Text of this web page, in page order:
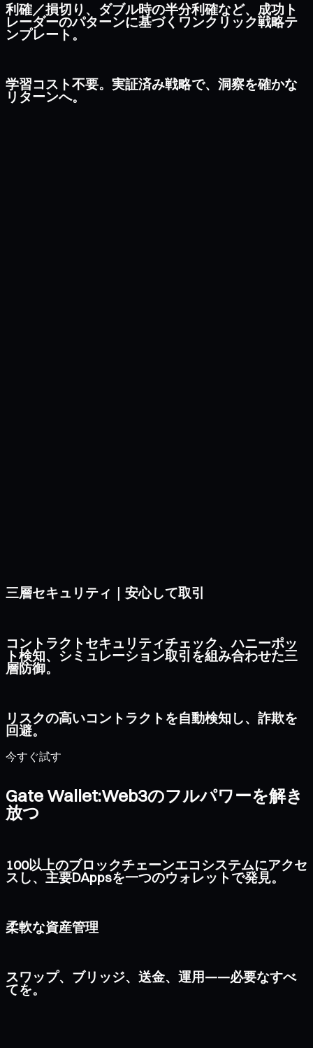
利確／損切り、ダブル時の半分利確など、成功ト
レーダーのパターンに基づくワンクリック戦略テ
ンプレート。
学習コスト不要。実証済み戦略で、洞察を確かな
リターンへ。
三層セキュリティ｜安心して取引
コントラクトセキュリティチェック、ハニーポッ
ト検知、シミュレーション取引を組み合わせた三
層防御。
リスクの高いコントラクトを自動検知し、詐欺を
回避。
今すぐ試す
Gate Wallet:Web3のフルパワーを解き
放つ
100以上のブロックチェーンエコシステムにアクセ
スし、主要DAppsを一つのウォレットで発見。
柔軟な資産管理
スワップ、ブリッジ、送金、運用——必要なすべ
てを。